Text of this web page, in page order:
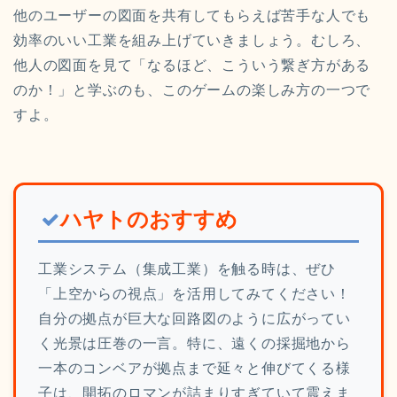
他のユーザーの図面を共有してもらえば苦手な人でも
効率のいい工業を組み上げていきましょう。むしろ、
他人の図面を見て「なるほど、こういう繋ぎ方がある
のか！」と学ぶのも、このゲームの楽しみ方の一つで
すよ。
ハヤトのおすすめ
工業システム（集成工業）を触る時は、ぜひ
「上空からの視点」を活用してみてください！
自分の拠点が巨大な回路図のように広がってい
く光景は圧巻の一言。特に、遠くの採掘地から
一本のコンベアが拠点まで延々と伸びてくる様
子は、開拓のロマンが詰まりすぎていて震えま